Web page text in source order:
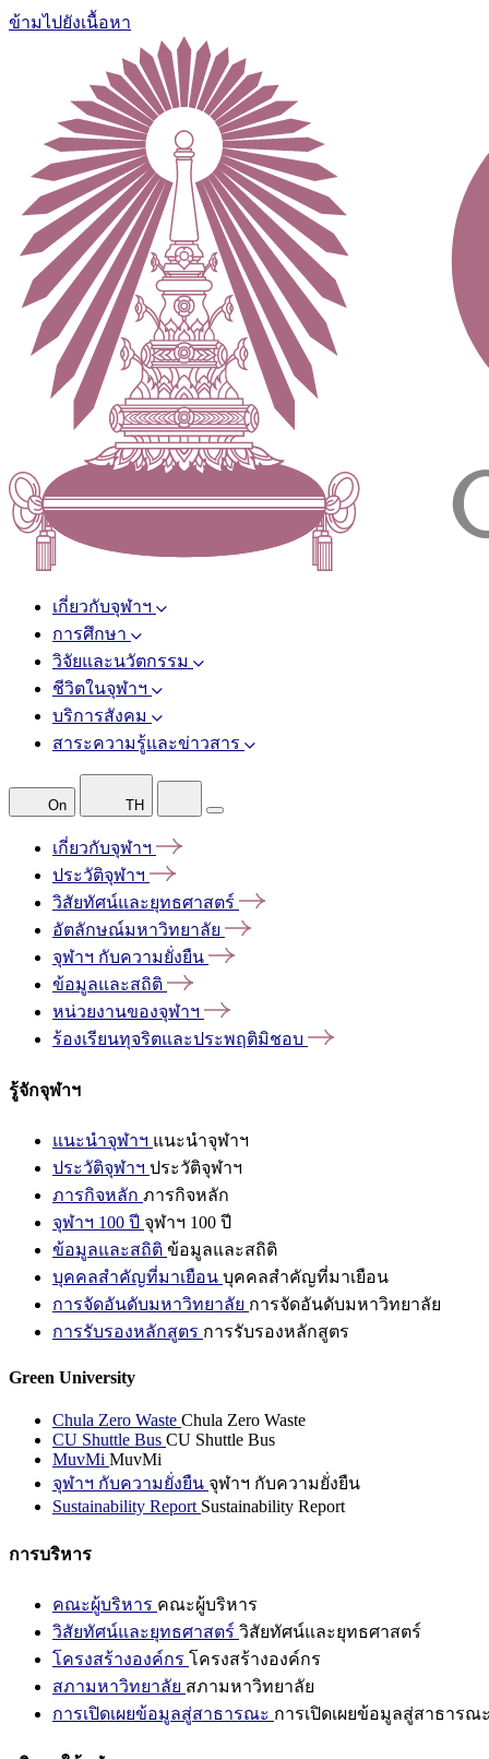
ข้ามไปยังเนื้อหา
เกี่ยวกับจุฬาฯ
การศึกษา
วิจัยและนวัตกรรม
ชีวิตในจุฬาฯ
บริการสังคม
สาระความรู้และข่าวสาร
On TH
เกี่ยวกับจุฬาฯ
ประวัติจุฬาฯ
วิสัยทัศน์และยุทธศาสตร์
อัตลักษณ์มหาวิทยาลัย
จุฬาฯ กับความยั่งยืน
ข้อมูลและสถิติ
หน่วยงานของจุฬาฯ
ร้องเรียนทุจริตและประพฤติมิชอบ
รู้จักจุฬาฯ
แนะนำจุฬาฯ แนะนำจุฬาฯ
ประวัติจุฬาฯ ประวัติจุฬาฯ
ภารกิจหลัก ภารกิจหลัก
จุฬาฯ 100 ปี จุฬาฯ 100 ปี
ข้อมูลและสถิติ ข้อมูลและสถิติ
บุคคลสำคัญที่มาเยือน บุคคลสำคัญที่มาเยือน
การจัดอันดับมหาวิทยาลัย การจัดอันดับมหาวิทยาลัย
การรับรองหลักสูตร การรับรองหลักสูตร
Green University
Chula Zero Waste Chula Zero Waste
CU Shuttle Bus CU Shuttle Bus
MuvMi MuvMi
จุฬาฯ กับความยั่งยืน จุฬาฯ กับความยั่งยืน
Sustainability Report Sustainability Report
การบริหาร
คณะผู้บริหาร คณะผู้บริหาร
วิสัยทัศน์และยุทธศาสตร์ วิสัยทัศน์และยุทธศาสตร์
โครงสร้างองค์กร โครงสร้างองค์กร
สภามหาวิทยาลัย สภามหาวิทยาลัย
การเปิดเผยข้อมูลสู่สาธารณะ การเปิดเผยข้อมูลสู่สาธารณ